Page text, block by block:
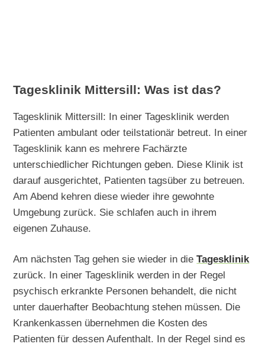
Tagesklinik Mittersill: Was ist das?
Tagesklinik Mittersill: In einer Tagesklinik werden
Patienten ambulant oder teilstationär betreut. In einer
Tagesklinik kann es mehrere Fachärzte
unterschiedlicher Richtungen geben. Diese Klinik ist
darauf ausgerichtet, Patienten tagsüber zu betreuen.
Am Abend kehren diese wieder ihre gewohnte
Umgebung zurück. Sie schlafen auch in ihrem
eigenen Zuhause.
Am nächsten Tag gehen sie wieder in dieTagesklinik
zurück. In einer Tagesklinik werden in der Regel
psychisch erkrankte Personen behandelt, die nicht
unter dauerhafter Beobachtung stehen müssen. Die
Krankenkassen übernehmen die Kosten des
Patienten für dessen Aufenthalt. In der Regel sind es